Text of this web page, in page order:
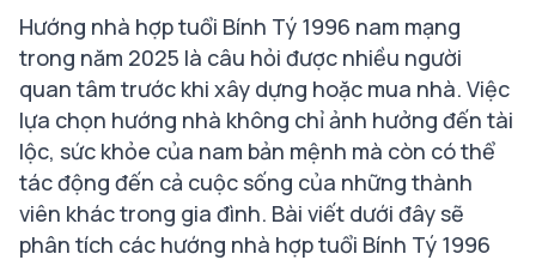
Hướng nhà hợp tuổi Bính Tý 1996 nam mạng
trong năm 2025 là câu hỏi được nhiều người
quan tâm trước khi xây dựng hoặc mua nhà. Việc
lựa chọn hướng nhà không chỉ ảnh hưởng đến tài
lộc, sức khỏe của nam bản mệnh mà còn có thể
tác động đến cả cuộc sống của những thành
viên khác trong gia đình. Bài viết dưới đây sẽ
phân tích các hướng nhà hợp tuổi Bính Tý 1996